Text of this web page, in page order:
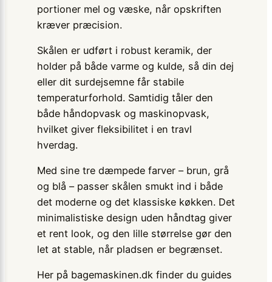
portioner mel og væske, når opskriften
kræver præcision.
Skålen er udført i robust keramik, der
holder på både varme og kulde, så din dej
eller dit surdejsemne får stabile
temperaturforhold. Samtidig tåler den
både håndopvask og maskinopvask,
hvilket giver fleksibilitet i en travl
hverdag.
Med sine tre dæmpede farver – brun, grå
og blå – passer skålen smukt ind i både
det moderne og det klassiske køkken. Det
minimalistiske design uden håndtag giver
et rent look, og den lille størrelse gør den
let at stable, når pladsen er begrænset.
Her på bagemaskinen.dk finder du guides